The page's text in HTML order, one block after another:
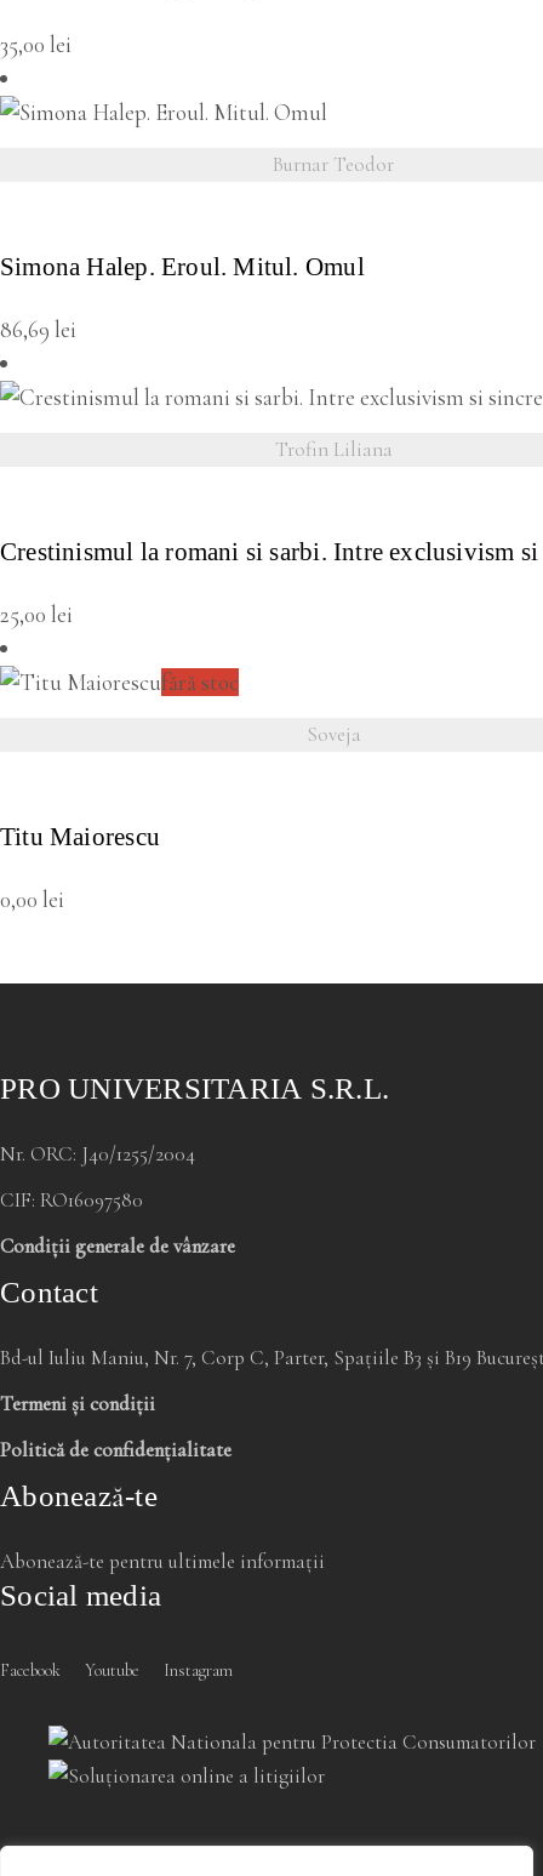
35,00 lei
Burnar Teodor
Simona Halep. Eroul. Mitul. Omul
86,69 lei
Trofin Liliana
Crestinismul la romani si sarbi. Intre exclusivism
25,00 lei
fără stoc
Soveja
Titu Maiorescu
0,00 lei
PRO UNIVERSITARIA S.R.L.
Nr. ORC: J40/1255/2004
CIF: RO16097580
Condiții generale de vânzare
Contact
Bd-ul Iuliu Maniu, Nr. 7, Corp C, Parter, Spațiile B3 și B19
Termeni și condiții
Politică de confidențialitate
Abonează-te
Abonează-te pentru ultimele informații
Social media
Facebook Youtube Instagram